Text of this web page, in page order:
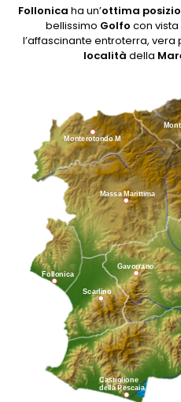
Follonica ha un’ottima
bellissimo Golfo con vista
l’affascinante entroterra, vera
località della
Monterotondo M
Massa Marittima
Gavorrano
Follonica
Scarlino
Castiglione
della Pescaia